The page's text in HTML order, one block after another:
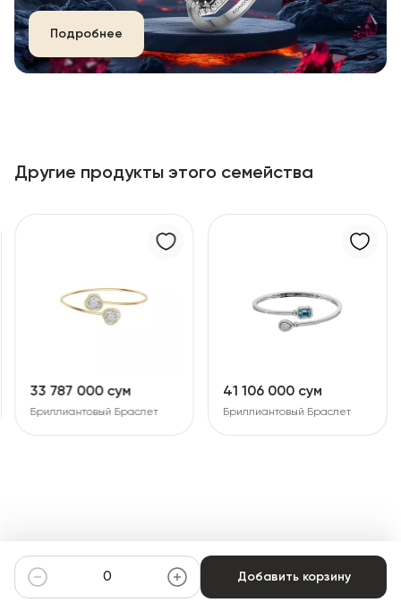
Добавить корзину
Подробнее
Другие продукты этого семейства
33 787 000 сум
Бриллиантовый Браслет
41 106 000 сум
Бриллиантовый Браслет